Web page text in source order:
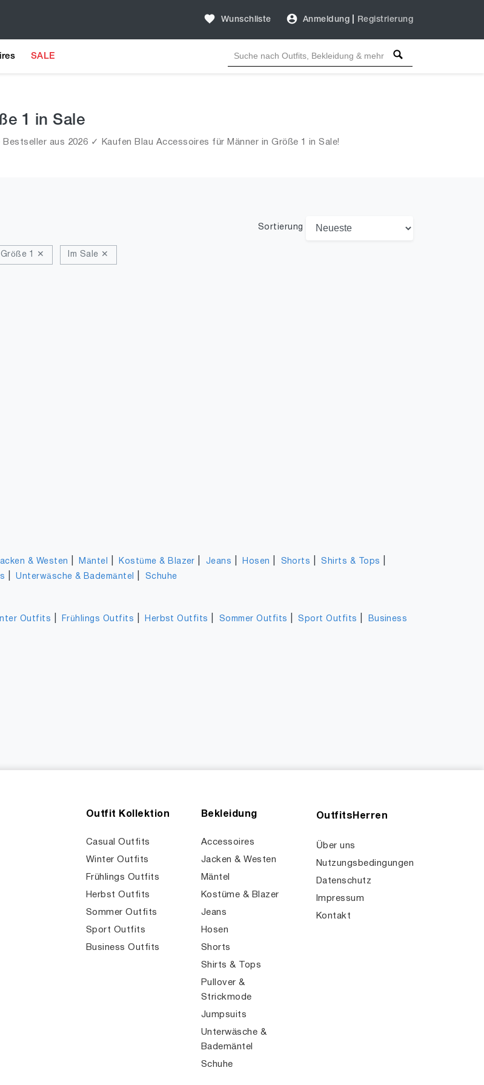
Wunschliste Anmeldung Registrierung
SALE
1 in Sale
aus 2026 ✓ Kaufen Blau Accessoires für Männer in Größe 1 in Sale!
Sortierung
Größe 1 ✕ Im Sale ✕
& Westen Mäntel Kostüme & Blazer Jeans Hosen Shorts |Shirts & Tops
|Unterwäsche & Bademäntel Schuhe
Outfits Frühlings Outfits Herbst Outfits Sommer Outfits |Sport Outfits
Business
Outfit Kollektion
Casual Outfits
Winter Outfits
Frühlings Outfits
Herbst Outfits
Sommer Outfits
Sport Outfits
Business Outfits
Bekleidung
Accessoires
Jacken & Westen
Mäntel
Kostüme & Blazer
Jeans
Hosen
Shorts
Shirts & Tops
Pullover &
Strickmode
Jumpsuits
Unterwäsche &
Bademäntel
Schuhe
OutfitsHerren
Über uns
Nutzungsbedingungen
Datenschutz
Impressum
Kontakt